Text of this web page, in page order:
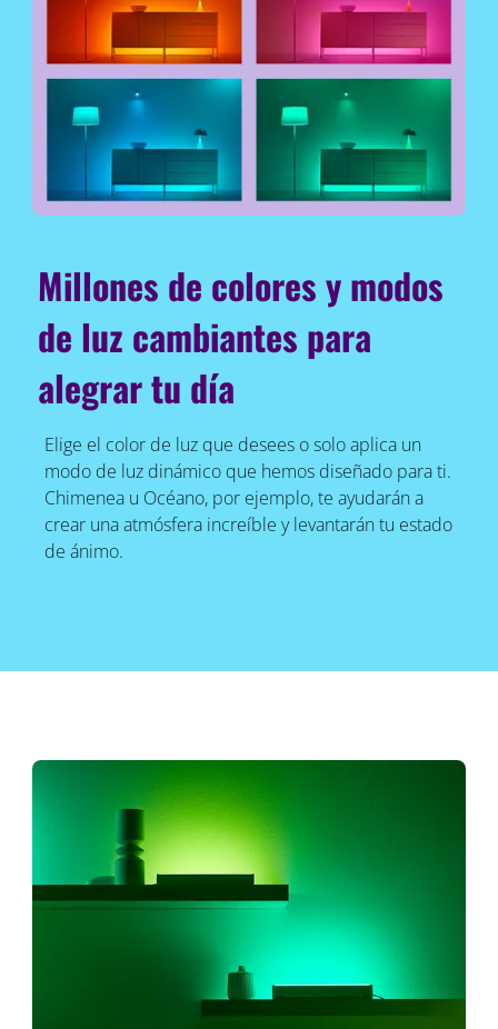
Millones de colores y modos
de luz cambiantes para
alegrar tu día
Elige el color de luz que desees o solo aplica un
modo de luz dinámico que hemos diseñado para ti.
Chimenea u Océano, por ejemplo, te ayudarán a
crear una atmósfera increíble y levantarán tu estado
de ánimo.